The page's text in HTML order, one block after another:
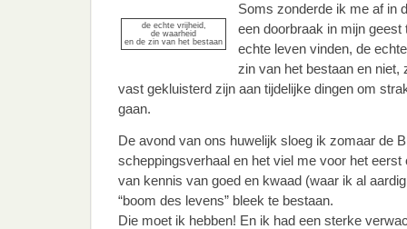
de echte vrijheid,
de waarheid
en de zin van het bestaan
Soms zonderde ik me af in
een doorbraak in mijn geest
echte leven vinden, de
zin van het bestaan en
vast gekluisterd zijn aan tijdelijke dingen om
gaan.
De avond van ons huwelijk sloeg ik zomaar de
scheppingsverhaal en het viel me voor het eerst
van kennis van goed en kwaad (waar ik al
“boom des levens” bleek te bestaan.
Die moet ik hebben! En ik had een sterke